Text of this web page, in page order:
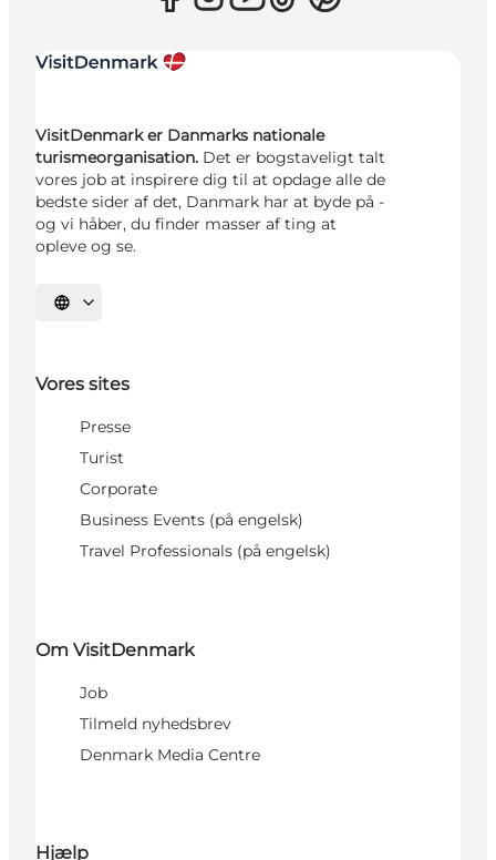
VisitDenmark er Danmarks nationale
turismeorganisation. Det er bogstaveligt talt
vores job at inspirere dig til at opdage alle de
bedste sider af det, Danmark har at byde på -
og vi håber, du finder masser af ting at
opleve og se.
Vælg sprog
Vores sites
Presse
Turist
Corporate
Business Events (på engelsk)
Travel Professionals (på engelsk)
Om VisitDenmark
Job
Tilmeld nyhedsbrev
Denmark Media Centre
Hjælp